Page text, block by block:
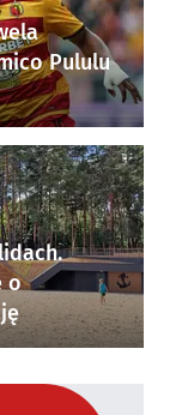
Pululu
o